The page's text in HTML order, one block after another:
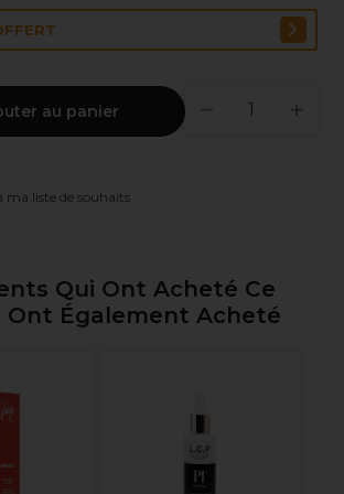
au panier
ma liste de souhaits
Qui Ont Acheté Ce
Ont Également Acheté